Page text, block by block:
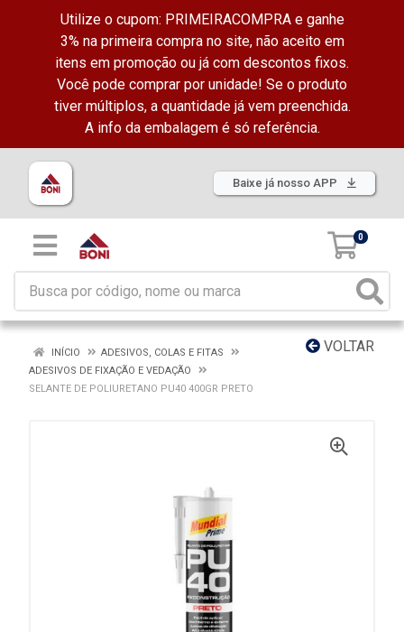
Utilize o cupom: PRIMEIRACOMPRA e ganhe
3% na primeira compra no site, não aceito em
itens em promoção ou já com descontos fixos.
Você pode comprar por unidade! Se o produto
tiver múltiplos, a quantidade já vem preenchida.
A info da embalagem é só referência.
Baixe já nosso APP
0
VOLTAR
INÍCIO
ADESIVOS, COLAS E FITAS
ADESIVOS DE FIXAÇÃO E VEDAÇÃO
SELANTE DE POLIURETANO PU40 400GR PRETO